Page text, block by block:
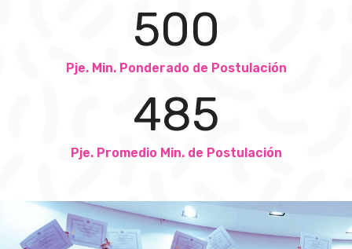
500
Pje. Min. Ponderado de Postulación
485
Pje. Promedio Min. de Postulación